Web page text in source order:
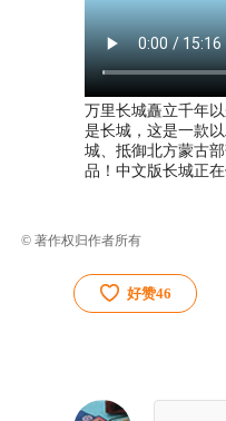
万里长城矗立千年
是长城，这是一款
城、抵御北方蒙古
品！中文版长城正
© 著作权归作者所有
好赞46